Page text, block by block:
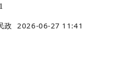
政
2026-06-27 11:41